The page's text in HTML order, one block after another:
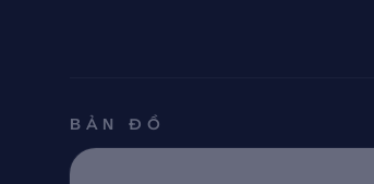
BẢN ĐỒ